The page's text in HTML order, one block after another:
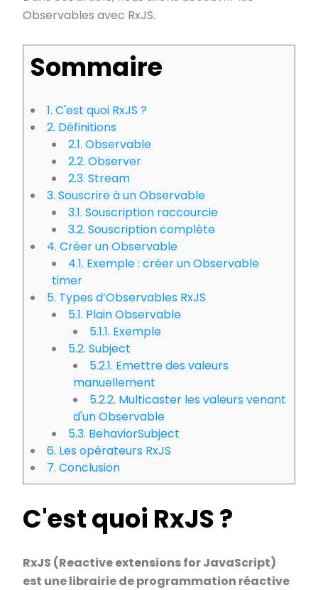
Observables avec RxJS.
Sommaire
1. C'est quoi RxJS ?
2. Définitions
2.1. Observable
2.2. Observer
2.3. Stream
3. Souscrire à un Observable
3.1. Souscription raccourcie
3.2. Souscription complète
4. Créer un Observable
4.1. Exemple : créer un Observable
timer
5. Types d’Observables RxJS
5.1. Plain Observable
5.1.1. Exemple
5.2. Subject
5.2.1. Emettre des valeurs
manuellement
5.2.2. Multicaster les valeurs venant
d'un Observable
5.3. BehaviorSubject
6. Les opérateurs RxJS
7. Conclusion
C'est quoi RxJS ?
RxJS (Reactive extensions for JavaScript)
est une librairie de programmation réactive